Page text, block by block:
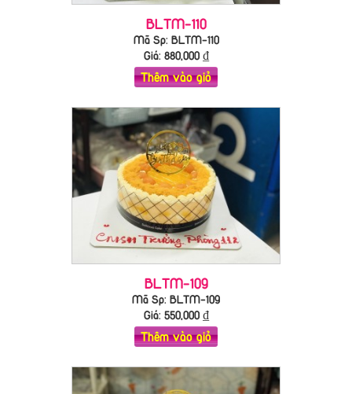
BLTM-110
Mã Sp: BLTM-110
Giá: 880,000₫
Thêm vào giỏ
BLTM-109
Mã Sp: BLTM-109
Giá: 550,000₫
Thêm vào giỏ